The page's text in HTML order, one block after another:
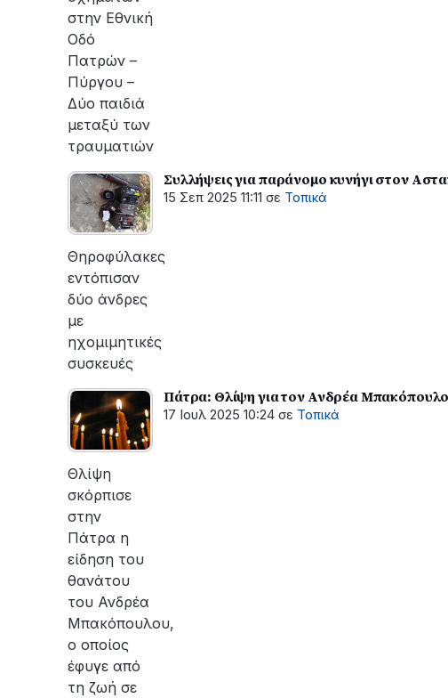
στην Εθνική
Οδό
Πατρών –
Πύργου –
Δύο παιδιά
μεταξύ των
τραυματιών
Συλλήψεις για παράνομο κυνήγι στον
15 Σεπ 2025 11:11 σε Τοπικά
Θηροφύλακες
εντόπισαν
δύο άνδρες
με
ηχομιμητικές
συσκευές
Πάτρα: Θλίψη για τον Ανδρέα Μπακόπουλο
17 Ιουλ 2025 10:24 σε Τοπικά
Θλίψη
σκόρπισε
στην
Πάτρα η
είδηση του
θανάτου
του Ανδρέα
Μπακόπουλου,
ο οποίος
έφυγε από
τη ζωή σε